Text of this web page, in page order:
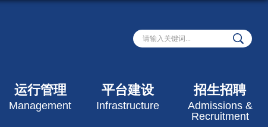
运行管理
Management
平台建设
Infrastructure
招生招聘
Admissions &
Recruitment